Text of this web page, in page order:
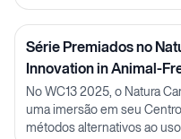
Série Premiados no
Innovation in Animal-
Julia Carnelós
No WC13 2025, o Natura
uma imersão em seu
métodos alternativos ao